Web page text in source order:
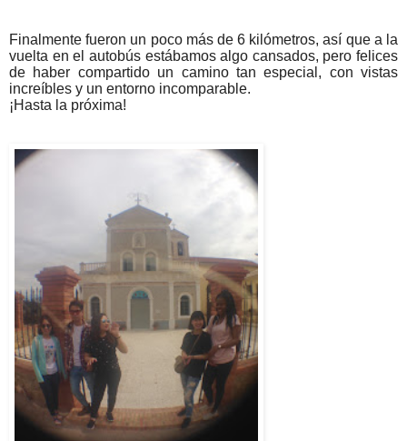
Finalmente fueron un poco más de 6 kilómetros, así que a la
vuelta en el autobús estábamos algo cansados, pero felices
de haber compartido un camino tan especial, con vistas
increíbles y un entorno incomparable.
¡Hasta la próxima!